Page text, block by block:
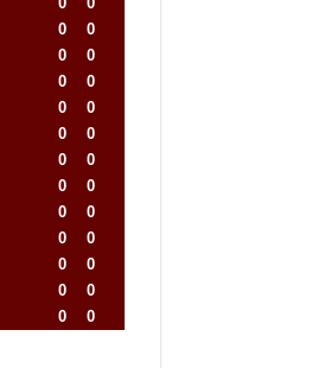
0
0
0
0
0
0
0
0
0
0
0
0
0
0
0
0
0
0
0
0
0
0
0
0